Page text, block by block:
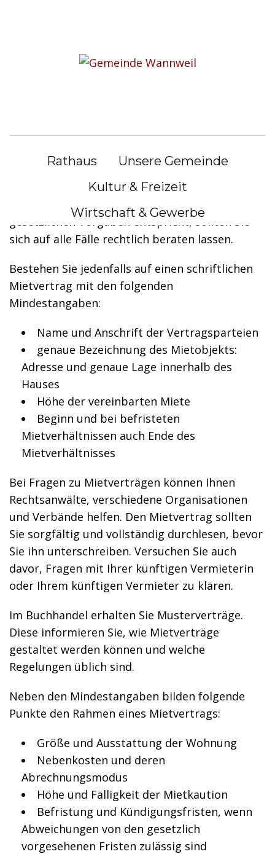
Rathaus
Unsere Gemeinde
Kultur & Freizeit
Wirtschaft & Gewerbe
Mietvertrag
Das Mietrecht für Wohnräume ist ein
vielschichtiges Rechtsgebiet. Wenn Sie sich
unsicher sind, ob Ihr Mietvertrag den
gesetzlichen Vorgaben entspricht, sollten Sie
sich auf alle Fälle rechtlich beraten lassen.
Bestehen Sie jedenfalls auf einen schriftlichen
Mietvertrag mit den folgenden
Mindestangaben:
Name und Anschrift der Vertragsparteien
genaue Bezeichnung des Mietobjekts:
Adresse und genaue Lage innerhalb des
Hauses
Höhe der vereinbarten Miete
Beginn und bei befristeten
Mietverhältnissen auch Ende des
Mietverhältnisses
Bei Fragen zu Mietverträgen können Ihnen
Rechtsanwälte, verschiedene Organisationen
und Verbände helfen. Den Mietvertrag sollten
Sie sorgfältig und vollständig durchlesen, bevor
Sie ihn unterschreiben. Versuchen Sie auch
davor, Fragen mit Ihrer künftigen Vermieterin
oder Ihrem künftigen Vermieter zu klären.
Im Buchhandel erhalten Sie Musterverträge.
Diese informieren Sie, wie Mietverträge
gestaltet werden können und welche
Regelungen üblich sind.
Neben den Mindestangaben bilden folgende
Punkte den Rahmen eines Mietvertrags:
Größe und Ausstattung der Wohnung
Nebenkosten und deren
Abrechnungsmodus
Höhe und Fälligkeit der Mietkaution
Befristung und Kündigungsfristen, wenn
Abweichungen von den gesetzlich
vorgesehenen Fristen zulässig sind